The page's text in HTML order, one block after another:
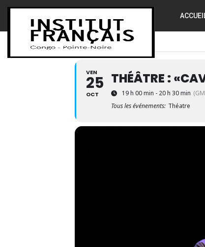
VEN
25
OCT
THÉÂTRE :
19 h 00 min - 20 h 30 min
Tous les événements: Théatre